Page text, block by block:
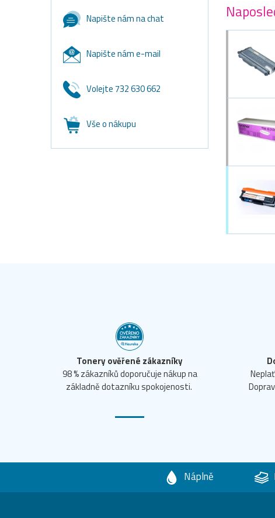
Napište nám na chat
Napište nám e-mail
Volejte 732 630 662
Vše o nákupu
Tonery ověřené zákazníky
98 % zákazníků doporučuje nákup na
základně dotazníku spokojenosti.
Náplně